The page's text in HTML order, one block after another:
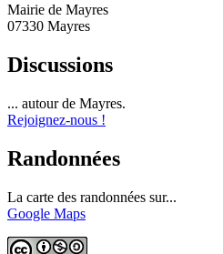
Mairie de Mayres
07330 Mayres
Discussions
... autour de Mayres.
Rejoignez-nous !
Randonnées
La carte des randonnées sur...
Google Maps